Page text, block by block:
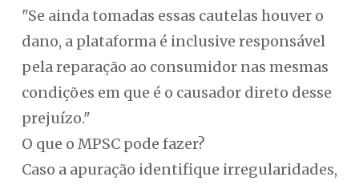
"Se ainda tomadas essas cautelas houver o
dano, a plataforma é inclusive responsável
pela reparação ao consumidor nas mesmas
condições em que é o causador direto desse
prejuízo."
O que o MPSC pode fazer?
Caso a apuração identifique irregularidades,